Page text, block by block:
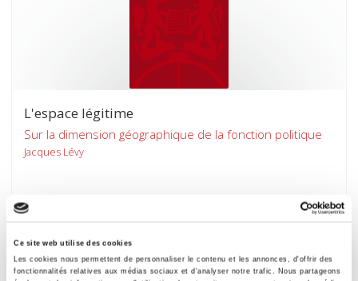
Ce site web utilise des cookies
Les cookies nous permettent de personnaliser le contenu et les annonces, d'offrir des
fonctionnalités relatives aux médias sociaux et d'analyser notre trafic. Nous partageons
L'espace légitime
Sur la dimension géographique de la fonction politique
Jacques Lévy